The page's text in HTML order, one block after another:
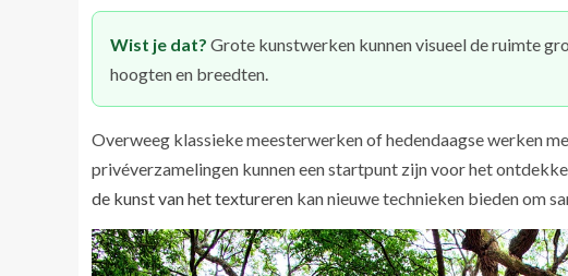
Wist je dat? Grote kunstwerken kunnen visueel de ruimte
hoogten en breedten.
Overweeg klassieke meesterwerken of hedendaagse werken
privéverzamelingen kunnen een startpunt zijn voor het
de kunst van het textureren kan nieuwe technieken bieden om